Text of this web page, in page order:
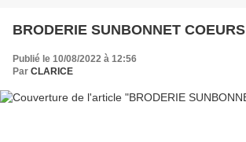
BRODERIE SUNBONNET COEURS
Publié le 10/08/2022 à 12:56
Par CLARICE